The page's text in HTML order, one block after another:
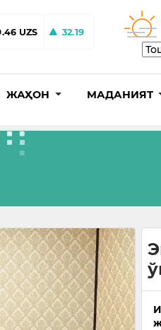
UZS 32.19
ЖАҲОН МАДАНИЯТ